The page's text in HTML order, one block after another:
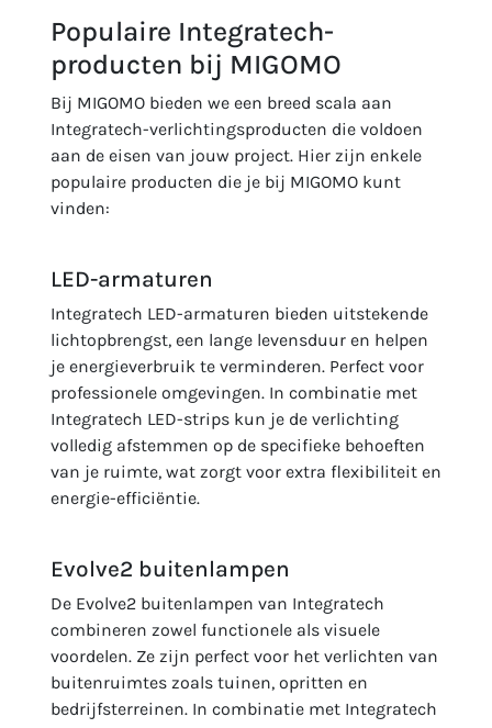
Populaire Integratech-
producten bij MIGOMO
Bij MIGOMO bieden we een breed scala aan
Integratech-verlichtingsproducten die voldoen
aan de eisen van jouw project. Hier zijn enkele
populaire producten die je bij MIGOMO kunt
vinden:
LED-armaturen
Integratech LED-armaturen bieden uitstekende
lichtopbrengst, een lange levensduur en helpen
je energieverbruik te verminderen. Perfect voor
professionele omgevingen. In combinatie met
Integratech LED-strips kun je de verlichting
volledig afstemmen op de specifieke behoeften
van je ruimte, wat zorgt voor extra flexibiliteit en
energie-efficiëntie.
Evolve2 buitenlampen
De Evolve2 buitenlampen van Integratech
combineren zowel functionele als visuele
voordelen. Ze zijn perfect voor het verlichten van
buitenruimtes zoals tuinen, opritten en
bedrijfsterreinen. In combinatie met Integratech